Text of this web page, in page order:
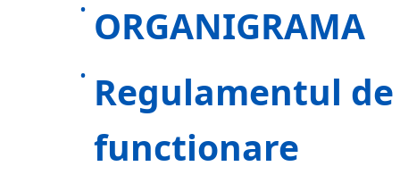
ORGANIGRAMA
Regulamentul
functionare